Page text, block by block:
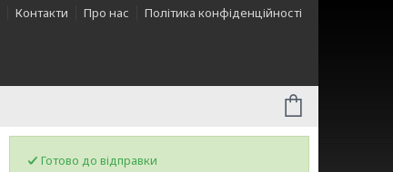
Контакти Про нас Політика конфіденційності
Готово до відправки